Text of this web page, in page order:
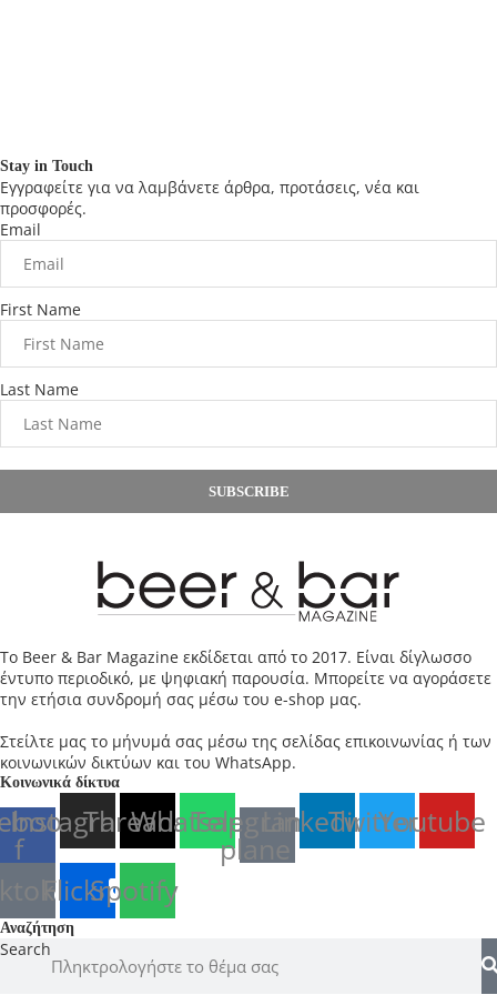
Stay in Touch
Εγγραφείτε για να λαμβάνετε άρθρα, προτάσεις, νέα και
προσφορές.
Email
First Name
Last Name
SUBSCRIBE
Το Beer & Bar Magazine εκδίδεται από το 2017. Είναι δίγλωσσο
έντυπο περιοδικό, με ψηφιακή παρουσία. Μπορείτε να αγοράσετε
την ετήσια συνδρομή σας μέσω του e-shop μας.
Στείλτε μας το μήνυμά σας μέσω της σελίδας επικοινωνίας ή των
κοινωνικών δικτύων και του WhatsApp.
Κοινωνικά δίκτυα
f
Instagram
Threads
Whatsapp
Telegram-
plane
LinkedinTwitterYoutube
FlickrSpotify
Αναζήτηση
Search